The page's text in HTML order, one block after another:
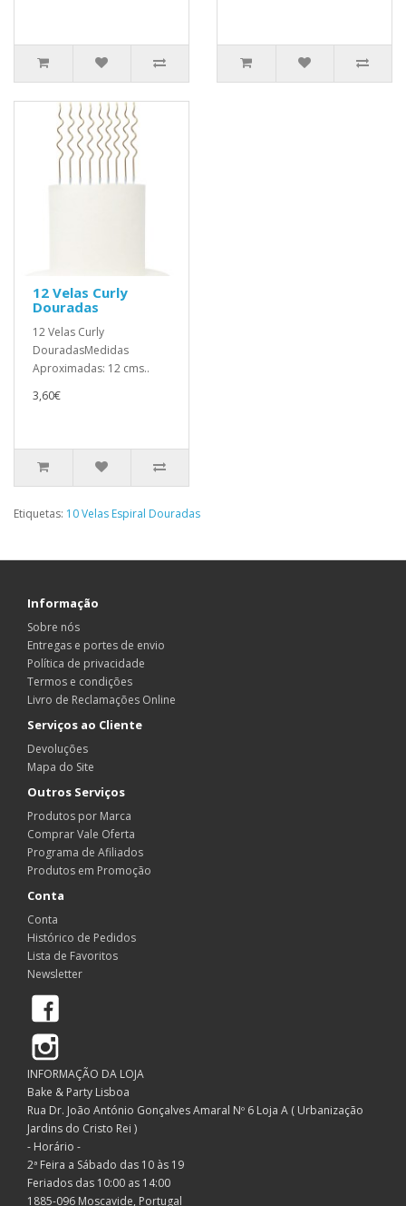
12 Velas Curly
Douradas
12 Velas Curly
DouradasMedidas
Aproximadas: 12 cms..
3,60€
Etiquetas: 10 Velas Espiral Douradas
Informação
Sobre nós
Entregas e portes de envio
Política de privacidade
Termos e condições
Livro de Reclamações Online
Serviços ao Cliente
Devoluções
Mapa do Site
Outros Serviços
Produtos por Marca
Comprar Vale Oferta
Programa de Afiliados
Produtos em Promoção
Conta
Conta
Histórico de Pedidos
Lista de Favoritos
Newsletter
INFORMAÇÃO DA LOJA
Bake & Party Lisboa
Rua Dr. João António Gonçalves Amaral Nº 6 Loja A ( Urbanização
Jardins do Cristo Rei )
- Horário -
2ª Feira a Sábado das 10 às 19
Feriados das 10:00 as 14:00
1885-096 Moscavide, Portugal